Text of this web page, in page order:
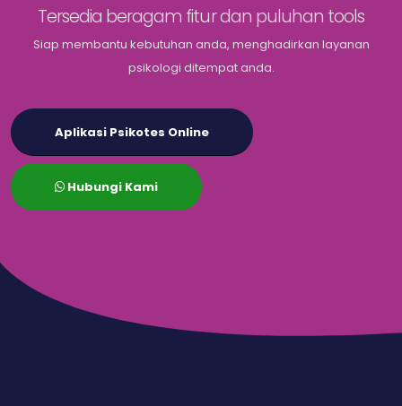
Tersedia beragam fitur dan puluhan tools
Siap membantu kebutuhan anda, menghadirkan layanan
psikologi ditempat anda.
Aplikasi Psikotes Online
Hubungi Kami